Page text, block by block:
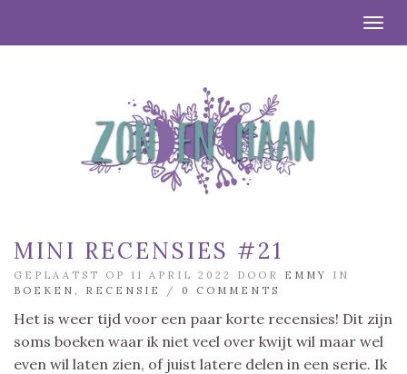
MINI RECENSIES #21
GEPLAATST OP 11 APRIL 2022 DOOR EMMY
IN
BOEKEN
RECENSIE / 0 COMMENTS
Het is weer tijd voor een paar korte recensies! Dit zijn
soms boeken waar ik niet veel over kwijt wil maar wel
even wil laten zien, of juist latere delen in een serie. Ik